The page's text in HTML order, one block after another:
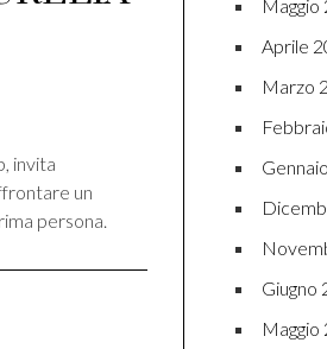
invita
un
persona.
Maggio
Aprile
Marzo
Giugno
Maggio